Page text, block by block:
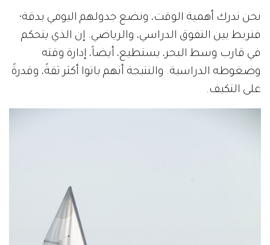
نحن ندرك أهمية الوقت، ونضع جدولهم اليومي بدقة؛
فنربط بين التفوق الدراسي، والرياضي. إن الذي يتحكم
في قارب وسط البحر، يستطيع، أيضاً، إدارة وقته
وضغوطه الدراسية. والنتيجة أنهم باتوا أكثر ثقةً، وقدرةً
على التكيف.